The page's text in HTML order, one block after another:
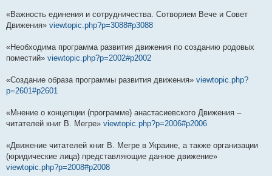
«Важность единения и сотрудничества. Сотворяем Вече и Совет
Движения» viewtopic.php?p=3088#p3088
«Необходима программа развития движения по созданию родовых
поместий» viewtopic.php?p=2002#p2002
«Создание образа программы развития движения» viewtopic.php?
p=2601#p2601
«Мнение о концепции (программе) анастасиевского Движения –
читателей книг В. Мегре» viewtopic.php?p=2006#p2006
«Движение читателей книг В. Мегре в Украине, а также организации
(юридические лица) представляющие данное движение»
viewtopic.php?p=2008#p2008